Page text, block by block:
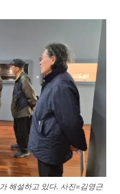
해설하고 있다. 사진=김영근